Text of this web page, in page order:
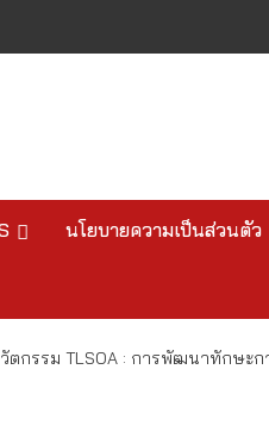
นโยบายความเป็นส่วนตัว
ตกรรม TLSOA : การพัฒนาทักษะ